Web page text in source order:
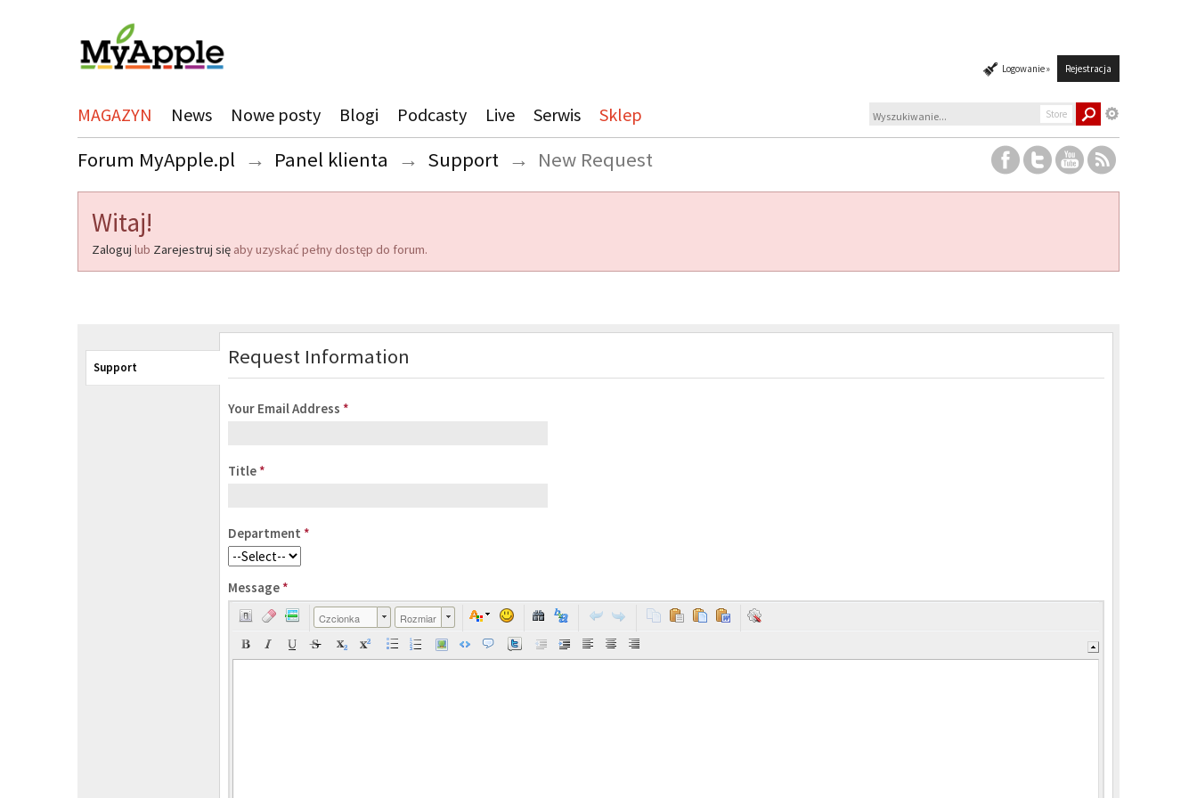
Logowanie » Rejestracja
MAGAZYN News Nowe posty Blogi Podcasty Live Serwis Sklep Store
Forum MyApple.pl → Panel klienta → Support → New Request
Witaj!
Zaloguj lub Zarejestruj się aby uzyskać pełny dostęp do forum.
Support Request Information
Your Email Address *
Title *
Department *
Message *
Czcionka Rozmiar